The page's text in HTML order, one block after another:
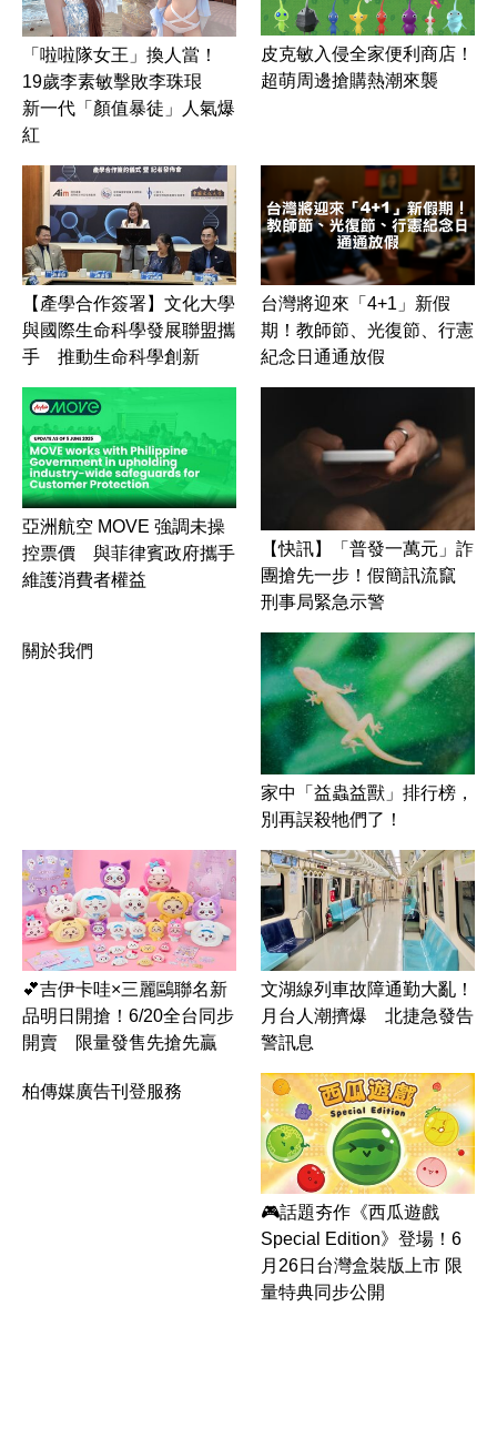
「啦啦隊女王」換人當！
19歲李素敏擊敗李珠珢
新一代「顏值暴徒」人氣爆
紅
皮克敏入侵全家便利商店！
超萌周邊搶購熱潮來襲
【產學合作簽署】文化大學
與國際生命科學發展聯盟攜
手 推動生命科學創新
台灣將迎來「4+1」新假
期！教師節、光復節、行憲
紀念日通通放假
亞洲航空 MOVE 強調未操
控票價 與菲律賓政府攜手
維護消費者權益
【快訊】「普發一萬元」詐
團搶先一步！假簡訊流竄
刑事局緊急示警
關於我們
家中「益蟲益獸」排行榜，
別再誤殺牠們了！
💕吉伊卡哇×三麗鷗聯名新
品明日開搶！6/20全台同步
開賣 限量發售先搶先贏
文湖線列車故障通勤大亂！
月台人潮擠爆 北捷急發告
警訊息
柏傳媒廣告刊登服務
🎮話題夯作《西瓜遊戲
Special Edition》登場！6
月26日台灣盒裝版上市 限
量特典同步公開